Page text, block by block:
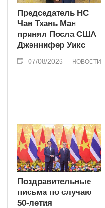
Председатель НС
Чан Тхань Ман
принял Посла США
Дженнифер Уикс
07/08/2026 НОВОСТИ
Поздравительные
письма по случаю
50-летия